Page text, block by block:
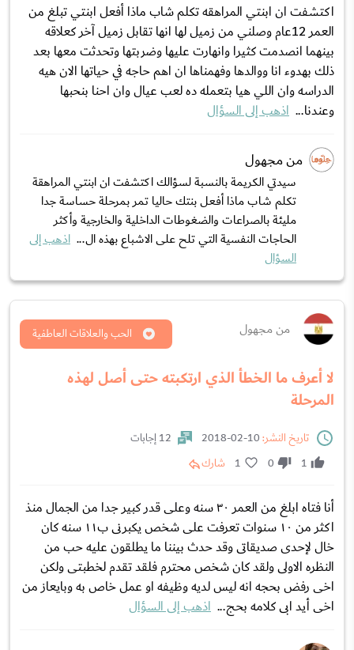
اكتشفت ان ابنتي المراهقه تكلم شاب ماذا أفعل ابنتي تبلغ من
العمر 12عام وصلني من زميل لها انها تقابل زميل آخر كعلاقه
بينهما انصدمت كثيرا وانهارت عليها وضربتها وتحدثت معها بعد
ذلك بهدوء انا ووالدها وفهمناها ان اهم حاجه في حياتها الان هيه
الدراسه وان اللي هيا بتعمله ده لعب عيال وان احنا بنحبها
وعندنا... اذهب إلى السؤال
من مجهول
سيدتي الكريمة بالنسبة لسؤالك اكتشفت ان ابنتي المراهقة
تكلم شاب ماذا أفعل بنتك حاليا تمر بمرحلة حساسة جدا
مليئة بالصراعات والضغوطات الداخلية والخارجية وأكثر
الحاجات النفسية التي تلح على الاشباع بهذه ال... اذهب إلى
السؤال
من مجهول
لا أعرف ما الخطأ الذي ارتكبته حتى أصل لهذه
المرحلة
الحب والعلاقات العاطفية
تاريخ النشر:
12 إجابات
1
0
1 شارك
أنا فتاه ابلغ من العمر ٣٠ سنه وعلى قدر كبير جدا من الجمال منذ
اكثر من ١٠ سنوات تعرفت على شخص يكبرنى ب١١ سنه كان
خال لإحدى صديقاتى وقد حدث بيننا ما يطلقون عليه حب من
النظره الاولى ولقد كان شخص محترم فلقد تقدم لخطبتى ولكن
اخى رفض بحجه انه ليس لديه وظيفه او عمل خاص به وبايعاز من
اخى أيد ابى كلامه بحج... اذهب إلى السؤال